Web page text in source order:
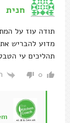
חנית
תודה עוז על
מדוע להבריש
תהליכים עי
0